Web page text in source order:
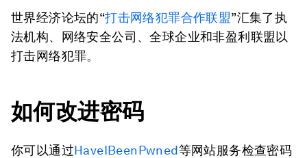
世界经济论坛的“打击网络犯罪合作联盟”汇集了执
法机构、网络安全公司、全球企业和非盈利联盟以
打击网络犯罪。
如何改进密码
你可以通过HaveIBeenPwned等网站服务检查密码